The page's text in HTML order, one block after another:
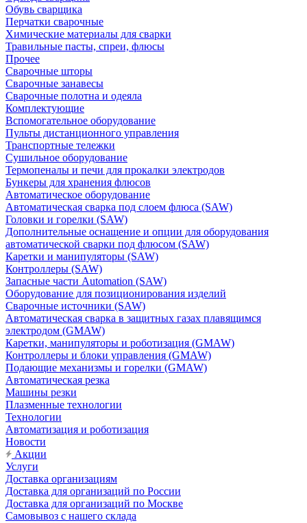
Обувь сварщика
Перчатки сварочные
Химические материалы для сварки
Травильные пасты, спреи, флюсы
Прочее
Сварочные шторы
Сварочные занавесы
Сварочные полотна и одеяла
Комплектующие
Вспомогательное оборудование
Пульты дистанционного управления
Транспортные тележки
Сушильное оборудование
Термопеналы и печи для прокалки электродов
Бункеры для хранения флюсов
Автоматическое оборудование
Автоматическая сварка под слоем флюса (SAW)
Головки и горелки (SAW)
Дополнительные оснащение и опции для оборудования
автоматической сварки под флюсом (SAW)
Каретки и манипуляторы (SAW)
Контроллеры (SAW)
Запасные части Automation (SAW)
Оборудование для позиционирования изделий
Сварочные источники (SAW)
Автоматическая сварка в защитных газах плавящимся
электродом (GMAW)
Каретки, манипуляторы и роботизация (GMAW)
Контроллеры и блоки управления (GMAW)
Подающие механизмы и горелки (GMAW)
Автоматическая резка
Машины резки
Плазменные технологии
Технологии
Автоматизация и роботизация
Новости
Акции
Услуги
Доставка организациям
Доставка для организаций по России
Доставка для организаций по Москве
Самовывоз с нашего склада